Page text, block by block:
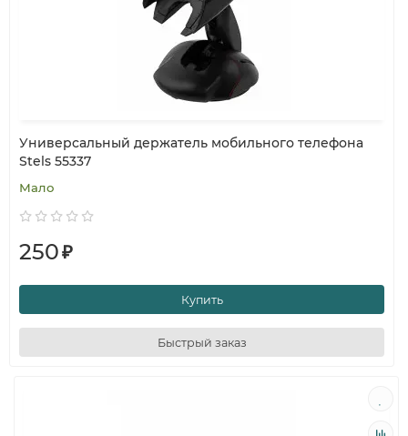
Универсальный держатель мобильного телефона
Stels 55337
Мало
250₽
Купить
Быстрый заказ